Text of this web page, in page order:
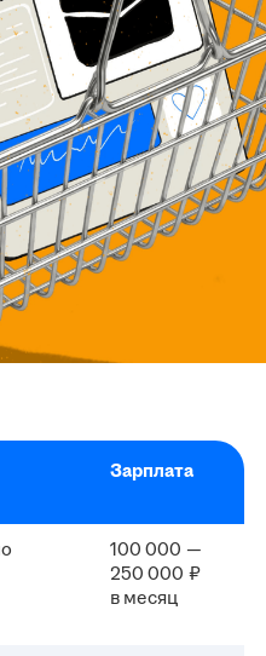
Зарплата
100 000 —
250 000 ₽
в месяц